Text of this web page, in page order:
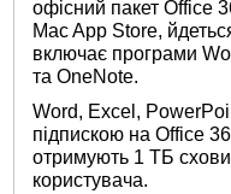
офісний пакет Office
Mac App Store,
включає програми
та OneNote.
Word, Excel,
підпискою на Office
отримують 1 ТБ
користувача.